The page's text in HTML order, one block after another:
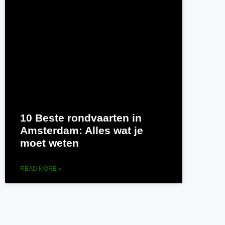
10 Beste rondvaarten in
Amsterdam: Alles wat je
moet weten
READ MORE »